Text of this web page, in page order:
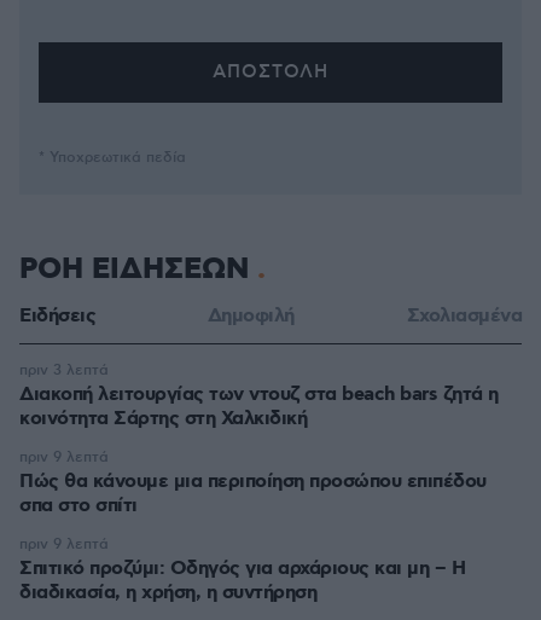
* Υποχρεωτικά πεδία
ΡΟΗ ΕΙΔΗΣΕΩΝ
Ειδήσεις Δημοφιλή Σχολιασμένα
Διακοπή λειτουργίας των ντουζ στα beach bars ζητά η
κοινότητα Σάρτης στη Χαλκιδική
πριν 3 λεπτά
Πώς θα κάνουμε μια περιποίηση προσώπου επιπέδου
σπα στο σπίτι
πριν 9 λεπτά
Σπιτικό προζύμι: Οδηγός για αρχάριους και μη – Η
διαδικασία, η χρήση, η συντήρηση
πριν 9 λεπτά